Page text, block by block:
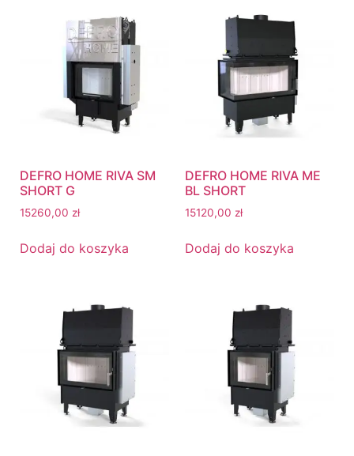
DEFRO HOME RIVA SM
SHORT G
15260,00 zł
Dodaj do koszyka
DEFRO HOME RIVA ME
BL SHORT
15120,00 zł
Dodaj do koszyka